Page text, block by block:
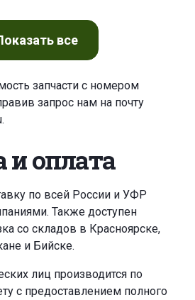
все
запчасти с номером
запрос нам на почту
.
и оплата
по всей России и УФР
Также доступен
со складов в Красноярске,
и Бийске.
лиц производится по
с предоставлением полного